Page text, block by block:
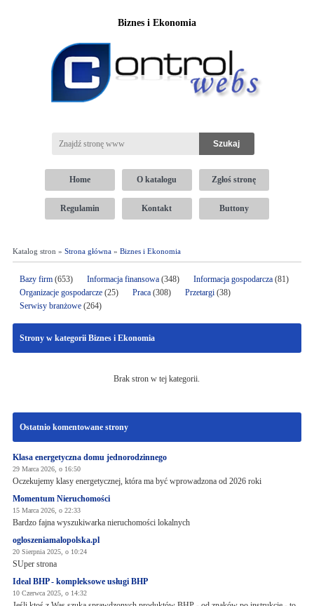
Biznes i Ekonomia
Home O katalogu Zgłoś stronę
Regulamin Kontakt Buttony
Katalog stron » Strona główna» Biznes i Ekonomia
Bazy firm(653) Informacja finansowa(348) Informacja gospodarcza(81)
Organizacje gospodarcze(25) Praca(308) Przetargi(38)
Serwisy branżowe(264)
Strony w kategorii Biznes i Ekonomia
Brak stron w tej kategorii.
Ostatnio komentowane strony
Klasa energetyczna domu jednorodzinnego
29 Marca 2026, o 16:50
Oczekujemy klasy energetycznej, która ma być wprowadzona od 2026 roki
Momentum Nieruchomości
15 Marca 2026, o 22:33
Bardzo fajna wyszukiwarka nieruchomości lokalnych
ogloszeniamalopolska.pl
20 Sierpnia 2025, o 10:24
SUper strona
Ideal BHP - kompleksowe usługi BHP
10 Czerwca 2025, o 14:32